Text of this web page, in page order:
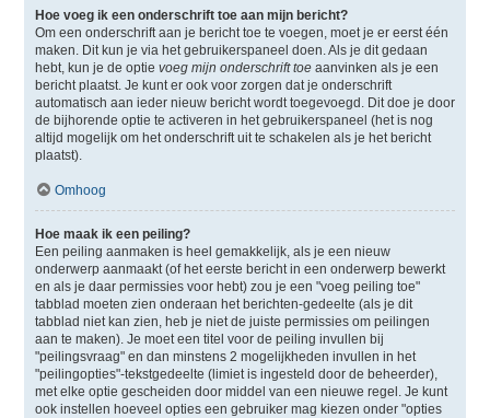
Hoe voeg ik een onderschrift toe aan mijn bericht?
Om een onderschrift aan je bericht toe te voegen, moet je er eerst één
maken. Dit kun je via het gebruikerspaneel doen. Als je dit gedaan
hebt, kun je de optie voeg mijn onderschrift toeaanvinken als je een
bericht plaatst. Je kunt er ook voor zorgen dat je onderschrift
automatisch aan ieder nieuw bericht wordt toegevoegd. Dit doe je door
de bijhorende optie te activeren in het gebruikerspaneel (het is nog
altijd mogelijk om het onderschrift uit te schakelen als je het bericht
plaatst).
Omhoog
Hoe maak ik een peiling?
Een peiling aanmaken is heel gemakkelijk, als je een nieuw
onderwerp aanmaakt (of het eerste bericht in een onderwerp bewerkt
en als je daar permissies voor hebt) zou je een "voeg peiling toe"
tabblad moeten zien onderaan het berichten-gedeelte (als je dit
tabblad niet kan zien, heb je niet de juiste permissies om peilingen
aan te maken). Je moet een titel voor de peiling invullen bij
"peilingsvraag" en dan minstens 2 mogelijkheden invullen in het
"peilingopties"-tekstgedeelte (limiet is ingesteld door de beheerder),
met elke optie gescheiden door middel van een nieuwe regel. Je kunt
ook instellen hoeveel opties een gebruiker mag kiezen onder "opties